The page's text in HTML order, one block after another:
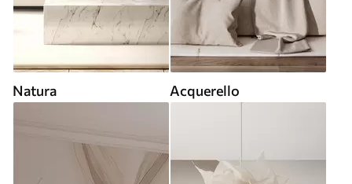
Natura Acquerello